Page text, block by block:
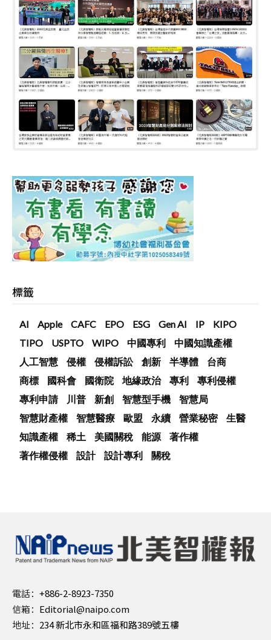
標籤
AI Apple CAFC EPO ESG Gen AI IP
KIPO
TIPO
USPTO WIPO 中國專利
中國知識產權
人工智慧
侵權 侵權訴訟 創新 半導體
台商
商標
國科會 國衛院 地緣政治 專利
專利侵權
專利申請
川普 新創 智慧型手機
智慧局
智慧財產權
智慧醫療 歐盟 永續 營業秘密
生醫
知識產權
稀土 美國關稅 能源
著作權
著作權侵權
設計 設計專利 關稅
電話： +886-2-8923-7350
信箱： Editorial@naipo.com
地址： 234 新北市永和區福和路389號五樓